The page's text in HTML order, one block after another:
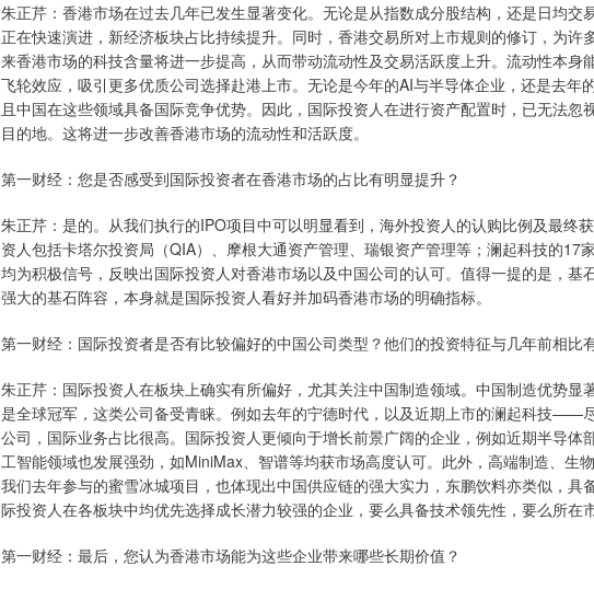
朱正芹：香港市场在过去几年已发生显著变化。无论是从指数成分股结构，还是日均交
正在快速演进，新经济板块占比持续提升。同时，香港交易所对上市规则的修订，为许
来香港市场的科技含量将进一步提高，从而带动流动性及交易活跃度上升。流动性本身
飞轮效应，吸引更多优质公司选择赴港上市。无论是今年的AI与半导体企业，还是去年
且中国在这些领域具备国际竞争优势。因此，国际投资人在进行资产配置时，已无法忽
目的地。这将进一步改善香港市场的流动性和活跃度。
第一财经：您是否感受到国际投资者在香港市场的占比有明显提升？
朱正芹：是的。从我们执行的IPO项目中可以明显看到，海外投资人的认购比例及最终
资人包括卡塔尔投资局（QIA）、摩根大通资产管理、瑞银资产管理等；澜起科技的17
均为积极信号，反映出国际投资人对香港市场以及中国公司的认可。值得一提的是，基
强大的基石阵容，本身就是国际投资人看好并加码香港市场的明确指标。
第一财经：国际投资者是否有比较偏好的中国公司类型？他们的投资特征与几年前相比
朱正芹：国际投资人在板块上确实有所偏好，尤其关注中国制造领域。中国制造优势显
是全球冠军，这类公司备受青睐。例如去年的宁德时代，以及近期上市的澜起科技——
公司，国际业务占比很高。国际投资人更倾向于增长前景广阔的企业，例如近期半导体
工智能领域也发展强劲，如MiniMax、智谱等均获市场高度认可。此外，高端制造、生
我们去年参与的蜜雪冰城项目，也体现出中国供应链的强大实力，东鹏饮料亦类似，具
际投资人在各板块中均优先选择成长潜力较强的企业，要么具备技术领先性，要么所在
第一财经：最后，您认为香港市场能为这些企业带来哪些长期价值？